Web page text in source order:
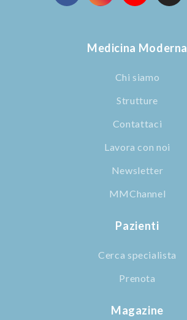
Medicina Moderna
Chi siamo
Strutture
Contattaci
Lavora con noi
Newsletter
MMChannel
Pazienti
Cerca specialista
Prenota
Magazine